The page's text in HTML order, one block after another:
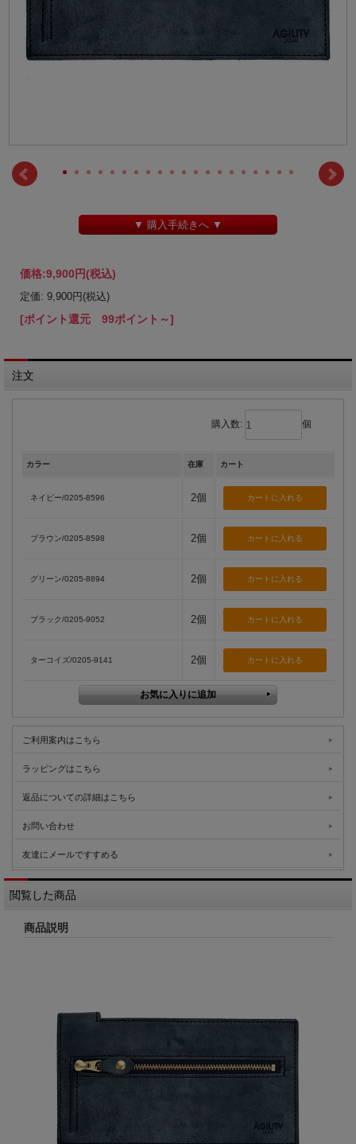
▼ 購入手続きへ ▼
価格:9,900円(税込)
定価: 9,900円(税込)
[ポイント還元 99ポイント～]
注文
購入数: 個
カラー 在庫 カート
ネイビー/0205-8596 2個
ブラウン/0205-8598 2個
グリーン/0205-8894 2個
ブラック/0205-9052 2個
ターコイズ/0205-9141 2個
ご利用案内はこちら
ラッピングはこちら
返品についての詳細はこちら
お問い合わせ
友達にメールですすめる
閲覧した商品
商品説明